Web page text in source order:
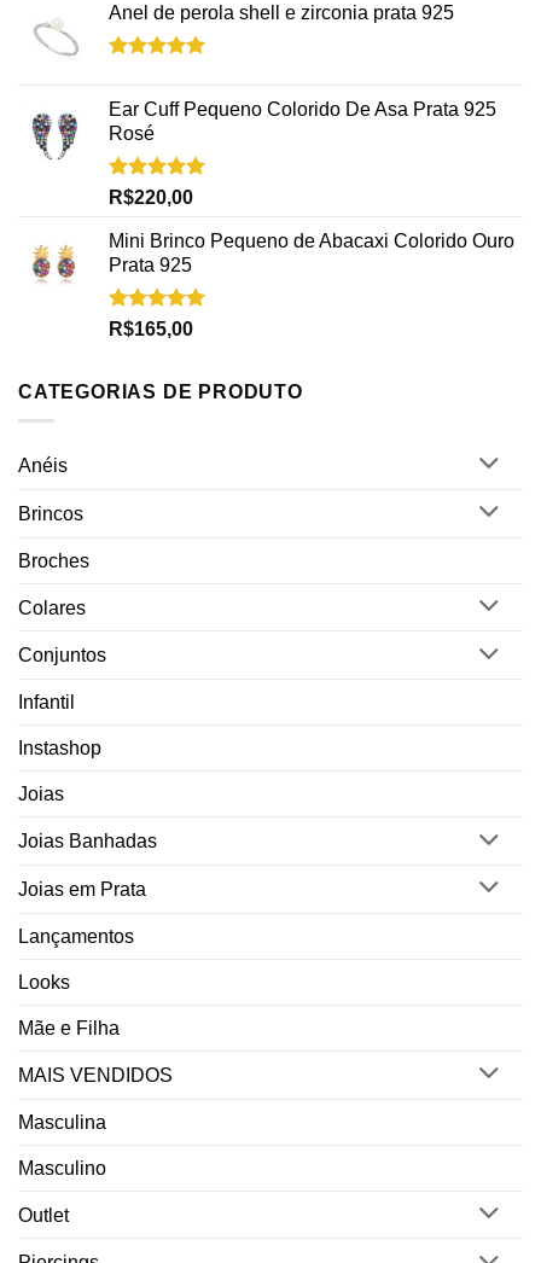
Anel de perola shell e zirconia prata 925
Ear Cuff Pequeno Colorido De Asa Prata 925
Rosé
Avaliação
5.00
de 5
R$220,00
Mini Brinco Pequeno de Abacaxi Colorido Ouro
Prata 925
Avaliação
5.00
de 5
R$165,00
CATEGORIAS DE PRODUTO
Anéis
Brincos
Broches
Colares
Conjuntos
Infantil
Instashop
Joias
Joias Banhadas
Joias em Prata
Lançamentos
Looks
Mãe e Filha
MAIS VENDIDOS
Masculina
Masculino
Outlet